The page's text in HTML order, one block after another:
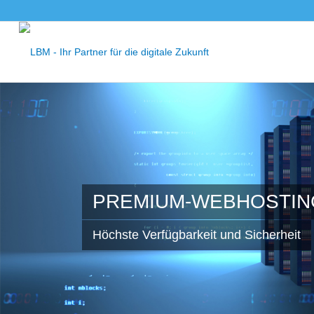
PREMIUM-
Höchste Verfügbarkeit und Sicherheit